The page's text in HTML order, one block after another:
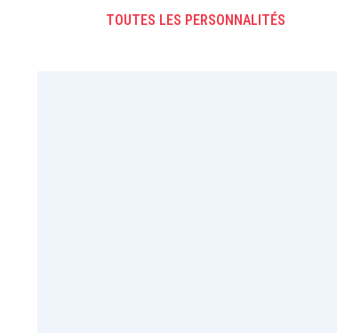
TOUTES LES PERSONNALITÉS